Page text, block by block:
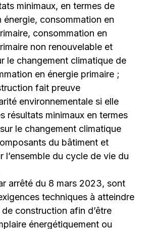
minimaux, en termes de
énergie, consommation en
consommation en
non renouvelable et
le changement climatique de
en énergie primaire ;
fait preuve
environnementale si elle
résultats minimaux en termes
le changement climatique
du bâtiment et
l’ensemble du cycle de vie du
arrêté du 8 mars 2023, sont
techniques à atteindre
construction afin d’être
énergétiquement ou